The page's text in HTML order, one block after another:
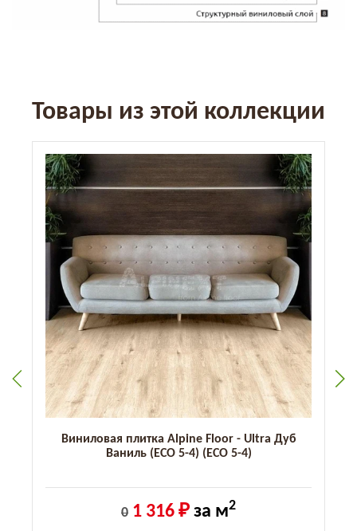
Товары из этой коллекции
Виниловая плитка Alpine Floor - Ultra Дуб
Ваниль (ECO 5-4) (ECO 5-4)
0 1 316 ₽ за м2